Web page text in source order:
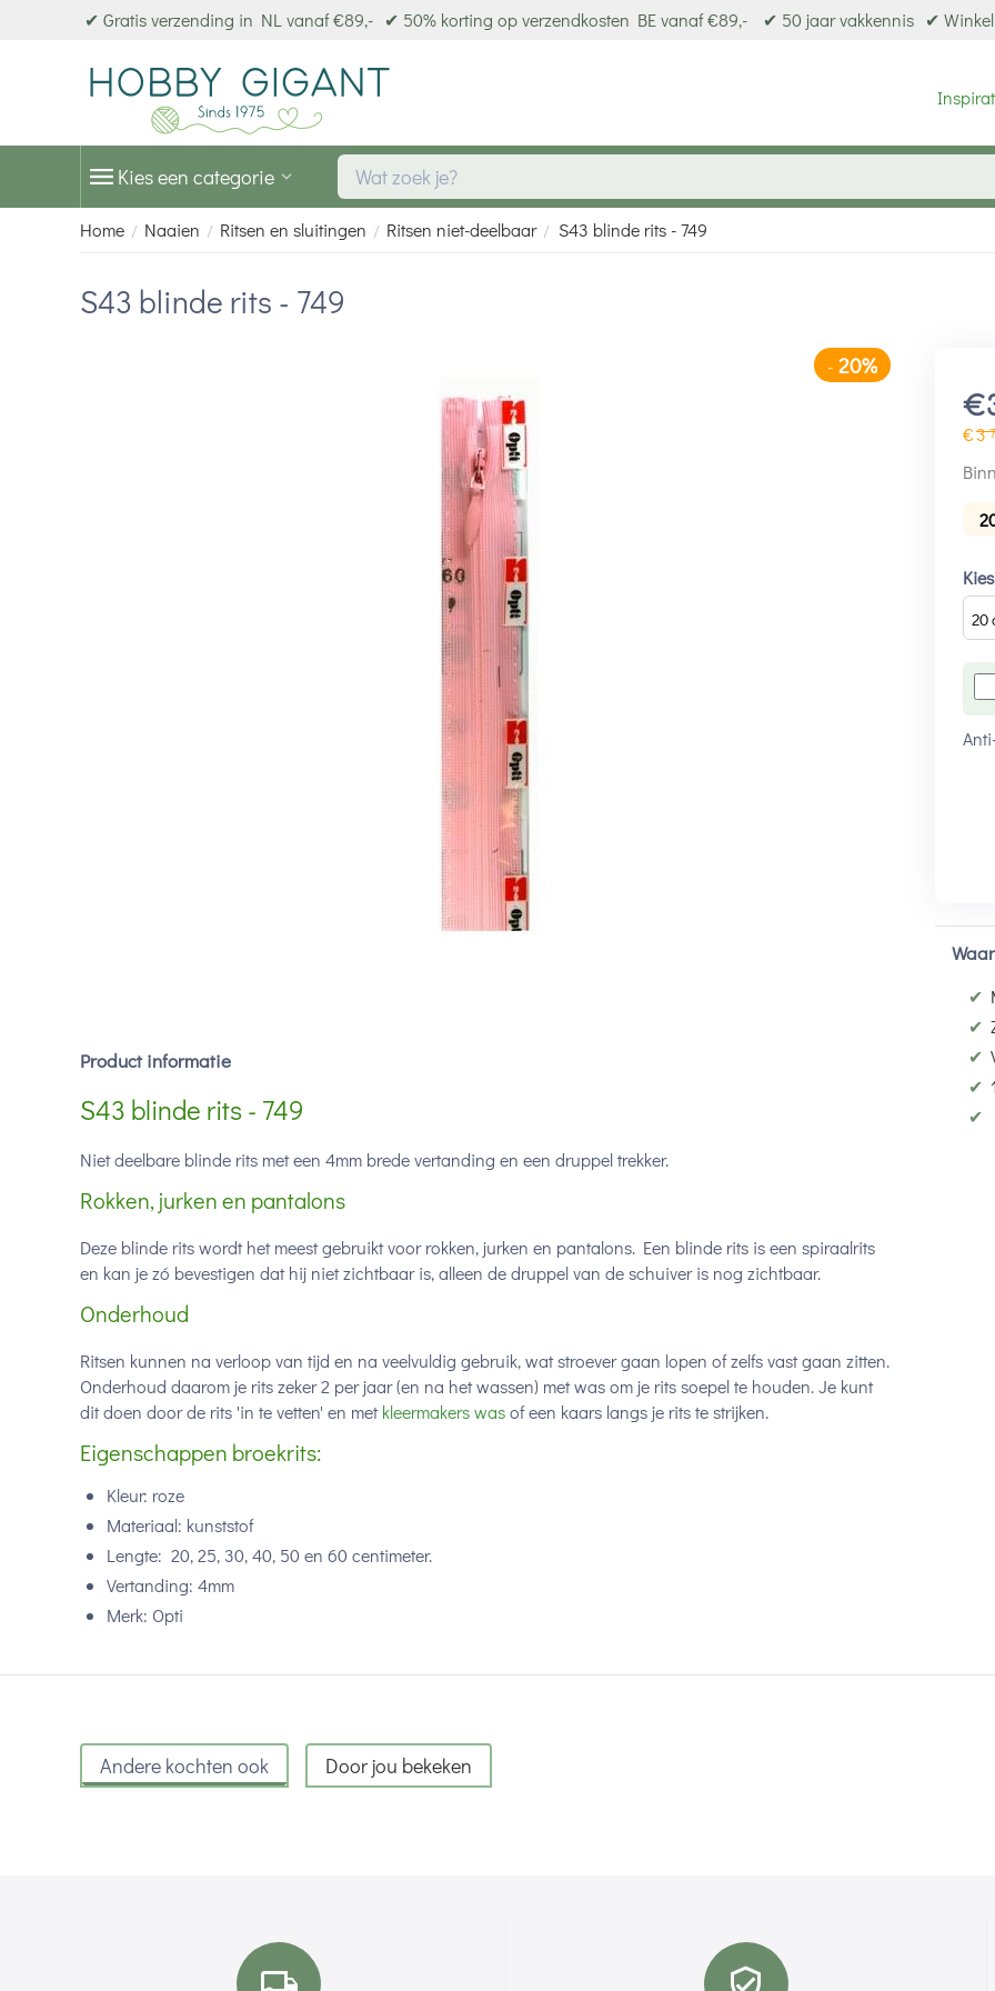
✔ Gratis verzending in NL vanaf €89,- ✔ 50% korting op verzendkosten BE vanaf €89,- ✔ 50 jaar vakkennis ✔
Kies een categorie
Home / Naaien / Ritsen en sluitingen / Ritsen niet-deelbaar / S43 blinde rits - 749
S43 blinde rits - 749
€
€3
✔
✔
✔
✔
✔
Product informatie
S43 blinde rits - 749
Niet deelbare blinde rits met een 4mm brede vertanding en een druppel trekker.
Rokken, jurken en pantalons
Deze blinde rits wordt het meest gebruikt voor rokken, jurken en pantalons. Een blinde rits is een spiraalrits
en kan je zó bevestigen dat hij niet zichtbaar is, alleen de druppel van de schuiver is nog zichtbaar.
Onderhoud
Ritsen kunnen na verloop van tijd en na veelvuldig gebruik, wat stroever gaan lopen of zelfs vast gaan zitten.
Onderhoud daarom je rits zeker 2 per jaar (en na het wassen) met was om je rits soepel te houden. Je kunt
dit doen door de rits 'in te vetten' en metkleermakers wasof een kaars langs je rits te strijken.
Eigenschappen broekrits:
Kleur: roze
Materiaal: kunststof
Lengte: 20, 25, 30, 40, 50 en 60 centimeter.
Vertanding: 4mm
Merk: Opti
Andere kochten ook Door jou bekeken